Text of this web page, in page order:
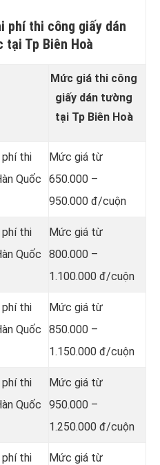
phí thi công giấy dán
tại Tp Biên Hoà
Mức giá thi công
giấy dán tường
tại Tp Biên Hoà
phí thi
Quốc
Mức giá từ
650.000 –
950.000 đ/cuộn
phí thi
Quốc
Mức giá từ
800.000 –
1.100.000 đ/cuộn
phí thi
Quốc
Mức giá từ
850.000 –
1.150.000 đ/cuộn
phí thi
Quốc
Mức giá từ
950.000 –
1.250.000 đ/cuộn
phí thi
Mức giá từ